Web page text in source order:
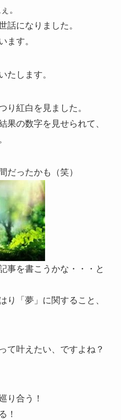
。
話になりました。
ます。
たします。
り紅白を見ました。
果の数字を見せられて、
だったかも（笑）
事を書こうかな・・・と
り「夢」に関すること、
て叶えたい、ですよね？
り合う！
！